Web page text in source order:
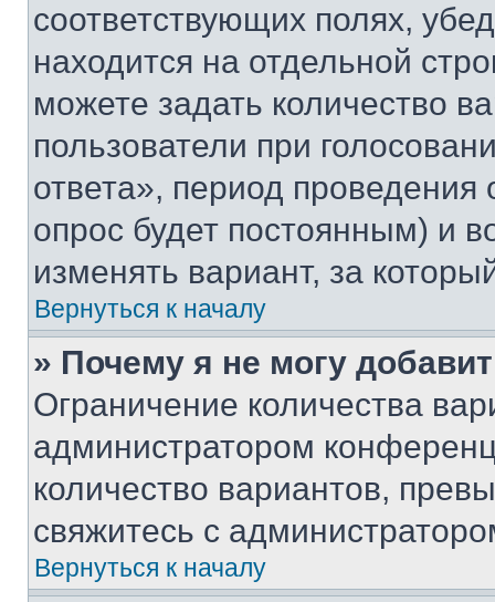
соответствующих полях,
находится на отдельной
можете задать количество
пользователи при
ответа», период проведения
опрос будет постоянным) и
изменять вариант, за
Вернуться к началу
» Почему я не могу
Ограничение количества
администратором
количество вариантов,
свяжитесь с
Вернуться к началу